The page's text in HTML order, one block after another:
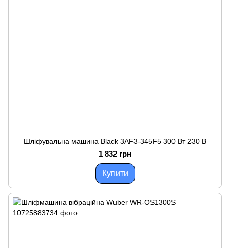
Шліфувальна машина Black 3AF3-345F5 300 Вт 230 В
1 832 грн
Купити